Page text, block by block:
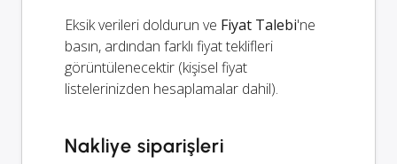
Eksik verileri doldurun ve Fiyat Talebi'ne
basın, ardından farklı fiyat teklifleri
görüntülenecektir (kişisel fiyat
listelerinizden hesaplamalar dahil).
Nakliye siparişleri